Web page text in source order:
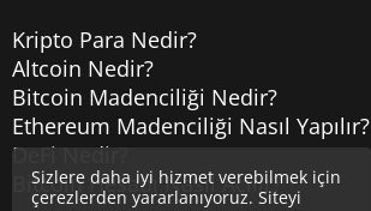
Kripto Para Nedir?
Altcoin Nedir?
Bitcoin Madenciliği Nedir?
Ethereum Madenciliği Nasıl Yapılır?
DeFi Nedir?
Bitcoin Hesabı Nasıl Açılır?
Sizlere daha iyi hizmet verebilmek için
çerezlerden yararlanıyoruz. Siteyi